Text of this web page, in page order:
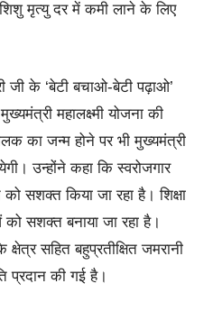
मृत्यु दर में कमी लाने के लिए
जी के ‘बेटी बचाओ-बेटी पढ़ाओ’
महालक्ष्मी योजना की
का जन्म होने पर भी मुख्यमंत्री
उन्होंने कहा कि स्वरोजगार
सशक्त किया जा रहा है। शिक्षा
सशक्त बनाया जा रहा है।
सहित बहुप्रतीक्षित जमरानी
प्रदान की गई है।